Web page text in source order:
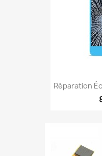
Réparation